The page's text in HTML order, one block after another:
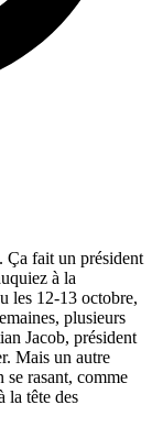
Ça fait un président
à la
les 12-13 octobre,
plusieurs
Jacob, président
Mais un autre
se rasant, comme
la tête des